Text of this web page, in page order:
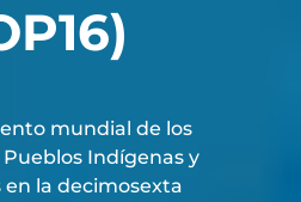
mundial de los
Indígenas y
la decimosexta